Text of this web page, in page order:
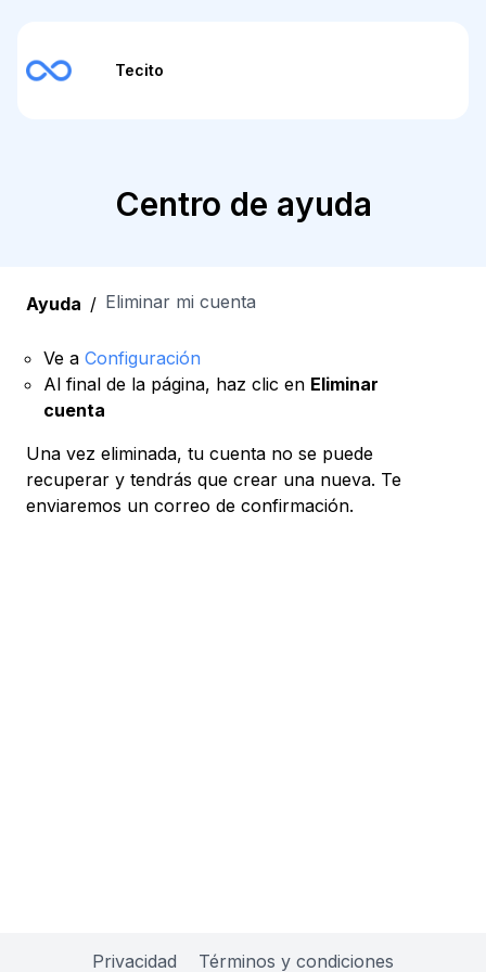
Tecito
Centro de ayuda
Ayuda / Eliminar mi cuenta
Ve a Configuración
Al final de la página, haz clic en Eliminar
cuenta
Una vez eliminada, tu cuenta no se puede
recuperar y tendrás que crear una nueva. Te
enviaremos un correo de confirmación.
Privacidad Términos y condiciones